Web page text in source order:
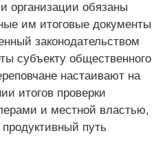
организации обязаны
им итоговые документы
законодательством
субъекту общественного
настаи­вают на
итогов проверки
и местной властью,
путь